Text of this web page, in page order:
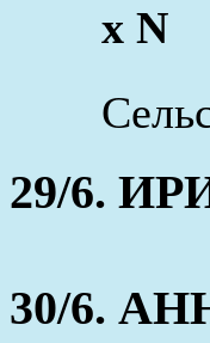
x N
29/6.
30/6.